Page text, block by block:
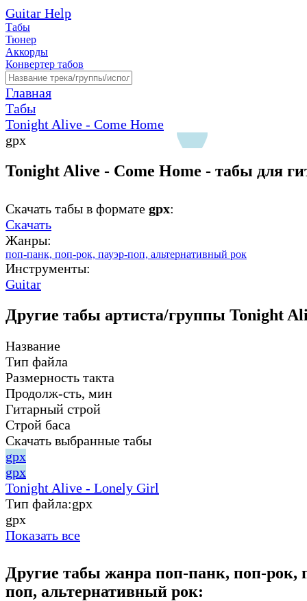
Guitar Help
Табы
Тюнер
Аккорды
Конвертер табов
Главная
Табы
Tonight Alive - Come Home
gpx
Tonight Alive - Come Home - табы для
Скачать табы в формате gpx:
Скачать
Жанры:
поп-панк, поп-рок, пауэр-поп, альтернативный рок
Инструменты:
Guitar
Другие табы артиста/группы Tonight
Название
Тип файла
Размерность такта
Продолж-сть, мин
Гитарный строй
Строй баса
Скачать выбранные табы
gpx
gpx
Tonight Alive - Lonely Girl
Тип файла:gpx
gpx
Показать все
Другие табы жанра поп-панк, поп-рок,
поп, альтернативный рок: